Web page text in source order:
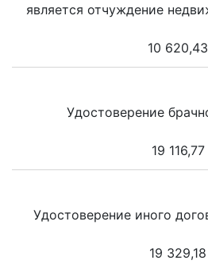
является отчуждение
10 620,43
Удостоверение
19 116,77
Удостоверение иного
19 329,18